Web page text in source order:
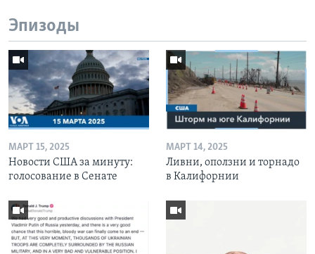
Эпизоды
МАРТ 15, 2025
Новости США за минуту:
голосование в Сенате
МАРТ 14, 2025
Ливни, оползни и торнадо
в Калифорнии